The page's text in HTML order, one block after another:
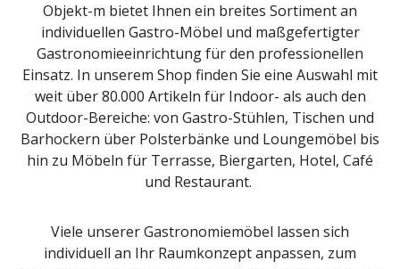
Objekt-m bietet Ihnen ein breites Sortiment an
individuellen Gastro-Möbel und maßgefertigter
Gastronomieeinrichtung für den professionellen
Einsatz. In unserem Shop finden Sie eine Auswahl mit
weit über 80.000 Artikeln für Indoor- als auch den
Outdoor-Bereiche: von Gastro-Stühlen, Tischen und
Barhockern über Polsterbänke und Loungemöbel bis
hin zu Möbeln für Terrasse, Biergarten, Hotel, Café
und Restaurant.
Viele unserer Gastronomiemöbel lassen sich
individuell an Ihr Raumkonzept anpassen, zum